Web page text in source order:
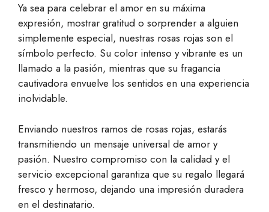
Ya sea para celebrar el amor en su máxima
expresión, mostrar gratitud o sorprender a alguien
simplemente especial, nuestras rosas rojas son el
símbolo perfecto. Su color intenso y vibrante es un
llamado a la pasión, mientras que su fragancia
cautivadora envuelve los sentidos en una experiencia
inolvidable.
Enviando nuestros ramos de rosas rojas, estarás
transmitiendo un mensaje universal de amor y
pasión. Nuestro compromiso con la calidad y el
servicio excepcional garantiza que su regalo llegará
fresco y hermoso, dejando una impresión duradera
en el destinatario.